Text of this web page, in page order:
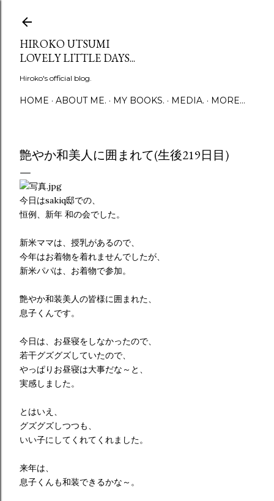
HIROKO UTSUMI
LOVELY LITTLE DAYS...
Hiroko's official blog.
HOME ABOUT ME. MY BOOKS. MEDIA. MORE…
艶やか和美人に囲まれて(生後219日目)
今日はsakiq邸での、
恒例、新年 和の会でした。
新米ママは、授乳があるので、
今年はお着物を着れませんでしたが、
新米パパは、お着物で参加。
艶やか和装美人の皆様に囲まれた、
息子くんです。
今日は、お昼寝をしなかったので、
若干グズグズしていたので、
やっぱりお昼寝は大事だな～と、
実感しました。
とはいえ、
グズグズしつつも、
いい子にしてくれてくれました。
来年は、
息子くんも和装できるかな～。